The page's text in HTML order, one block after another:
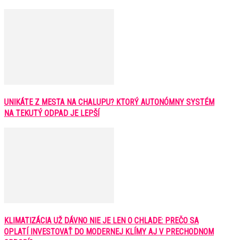
UNIKÁTE Z MESTA NA CHALUPU? KTORÝ AUTONÓMNY SYSTÉM
NA TEKUTÝ ODPAD JE LEPŠÍ
KLIMATIZÁCIA UŽ DÁVNO NIE JE LEN O CHLADE: PREČO SA
OPLATÍ INVESTOVAŤ DO MODERNEJ KLÍMY AJ V PRECHODNOM